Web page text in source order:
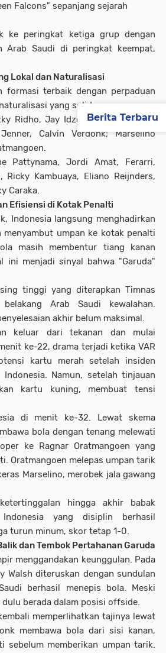
Falcons" sepanjang sejarah
ke peringkat ketiga grup dengan
Arab Saudi di peringkat keempat,
Lokal dan Naturalisasi
formasi terbaik dengan perpaduan
yang solid:
Ridho, Jay Idzes, Justin Hubner;
Calvin Verdonk; Marselino
Pattynama, Jordi Amat, Ferarri,
Kambuaya, Eliano Reijnders,
Caraka.
Efisiensi di Kotak Penalti
Indonesia langsung menghadirkan
menyambut umpan ke kotak penalti
masih membentur tiang kanan
ini menjadi sinyal bahwa "Garuda"
tinggi yang diterapkan Timnas
Arab Saudi kewalahan.
akhir belum maksimal.
keluar dari tekanan dan mulai
ke-22, drama terjadi ketika VAR
kartu merah setelah insiden
Namun, setelah tinjauan
kartu kuning, membuat tensi
di menit ke-32. Lewat skema
bola dengan tenang melewati
ke Ragnar Oratmangoen yang
Oratmangoen melepas umpan tarik
Marselino, merobek jala gawang
hingga akhir babak
yang disiplin berhasil
turun minum, skor tetap 1-0.
dan Tembok Pertahanan Garuda
menggandakan keunggulan. Pada
Walsh diteruskan dengan sundulan
berhasil menepis bola. Meski
berada dalam posisi offside.
memperlihatkan tajinya lewat
membawa bola dari sisi kanan,
sebelum memberikan umpan tarik.
Berita Terbaru